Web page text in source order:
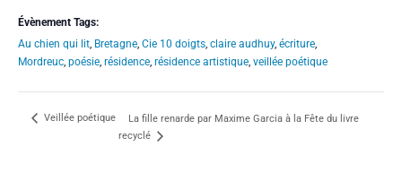
Évènement Tags:
Au chien qui lit, Bretagne, Cie 10 doigts, claire audhuy, écriture,
Mordreuc, poésie, résidence, résidence artistique, veillée poétique
Veillée poétique
La fille renarde par Maxime Garcia à la Fête du livre
recyclé